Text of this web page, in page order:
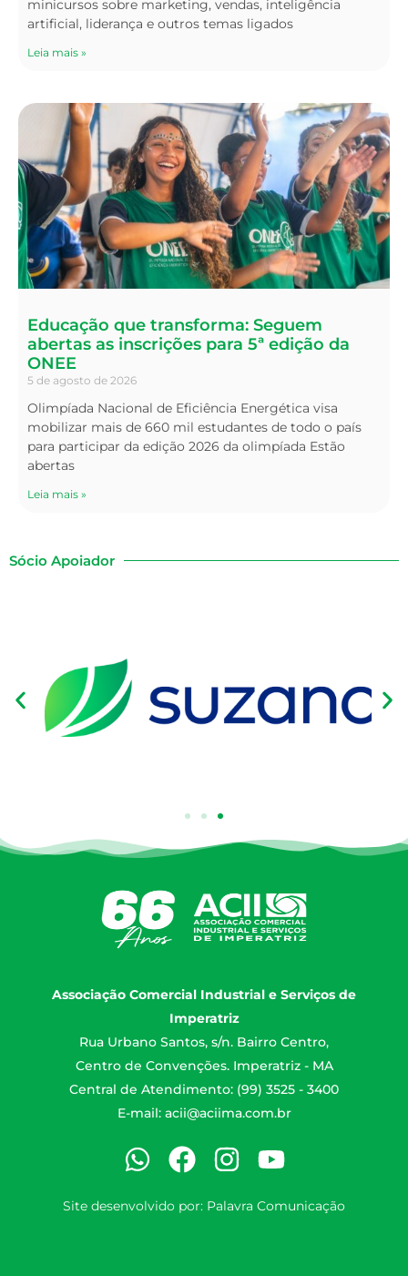
minicursos sobre marketing, vendas, inteligência
artificial, liderança e outros temas ligados
Leia mais »
Educação que transforma: Seguem
abertas as inscrições para 5ª edição da
ONEE
5 de agosto de 2026
Olimpíada Nacional de Eficiência Energética visa
mobilizar mais de 660 mil estudantes de todo o país
para participar da edição 2026 da olimpíada Estão
abertas
Leia mais »
Sócio Apoiador
Associação Comercial Industrial e Serviços de
Imperatriz
Rua Urbano Santos, s/n. Bairro Centro,
Centro de Convenções. Imperatriz - MA
Central de Atendimento: (99) 3525 - 3400
E-mail: acii@aciima.com.br
Site desenvolvido por: Palavra Comunicação